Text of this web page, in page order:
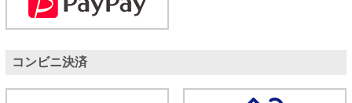
コンビニ決済